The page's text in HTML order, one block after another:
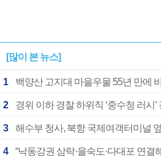
[많이 본 뉴스]
1 백양산 고지대 마을우물 55년 만에
2 경위 이하 경찰 하위직 ‘중수청 러시
3 해수부 청사, 북항 국제여객터미널
4 “낙동강권 삼락·을숙도·다대포 연결